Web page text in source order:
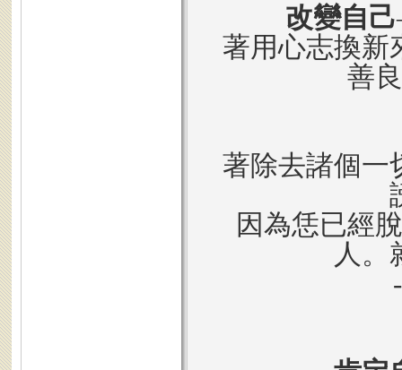
改變自己
著用心志換新
善
著除去諸個一
因為恁已經
人。